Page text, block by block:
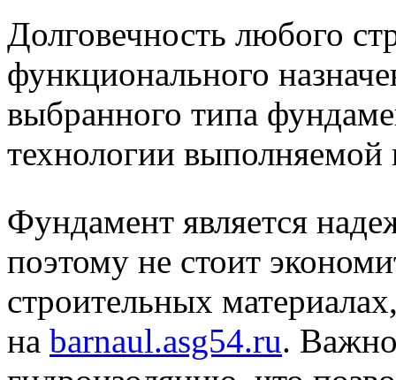
Долговечность любого
функционального
выбранного типа
технологии выполняемой
Фундамент является
поэтому не стоит
строительных
на barnaul.asg54.ru.